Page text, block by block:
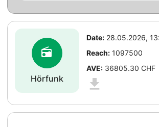
radio
Hörfunk
Date: 28.05.2026,
Reach: 1097500
AVE: 36805.30 CHF
download